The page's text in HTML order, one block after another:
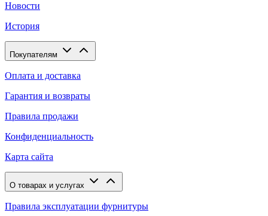
Новости
История
Покупателям
Оплата и доставка
Гарантия и возвраты
Правила продажи
Конфиденциальность
Карта сайта
О товарах и услугах
Правила эксплуатации фурнитуры